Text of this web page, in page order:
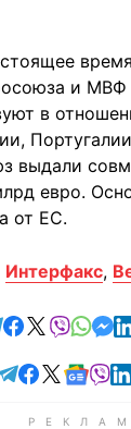
и МВФ
в
выдали
евро.
от ЕС.
Интерфакс,
отправить в
поделиться
Читайте в
Читайте в
Читайте